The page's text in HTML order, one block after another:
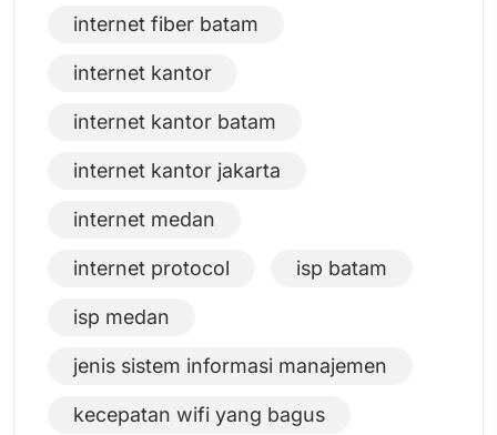
internet fiber batam
internet kantor
internet kantor batam
internet kantor jakarta
internet medan
internet protocol isp batam
isp medan
jenis sistem informasi manajemen
kecepatan wifi yang bagus